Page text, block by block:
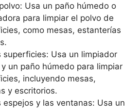
Usa un paño húmedo o
para limpiar el polvo de
como mesas, estanterías
superficies: Usa un limpiador
un paño húmedo para limpiar
incluyendo mesas,
y escritorios.
espejos y las ventanas: Usa un